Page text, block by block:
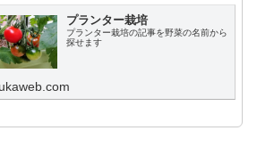
プランター栽培
プランター栽培の記事を野菜の名前から
探せます